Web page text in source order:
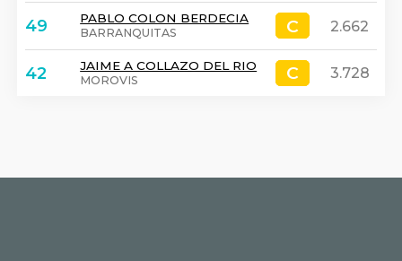
49 PABLO COLON BERDECIA
BARRANQUITAS C
C 2.662
42 JAIME A COLLAZO DEL RIO
MOROVIS C
C 3.728